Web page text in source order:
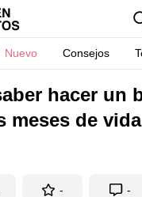
Nuevo Consejos
hacer un
meses de vida
- -